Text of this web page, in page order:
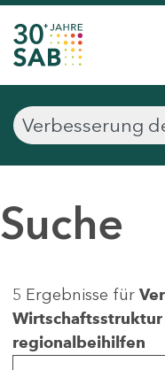
Suche
5 Ergebnisse für
regionalbeihilfen